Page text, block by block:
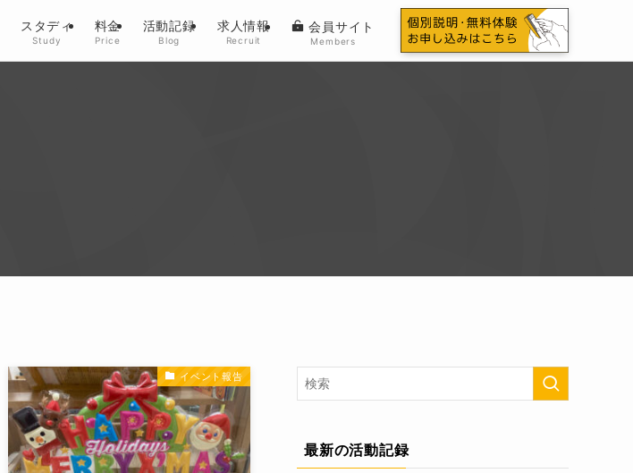
スタディ
Study
料金
Price
活動記録
Blog
求人情報
Recruit
会員サイト
Members
イベント報告
最新の活動記録